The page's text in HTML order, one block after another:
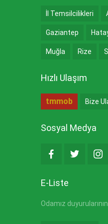
İl Temsilcilikleri
Gaziantep
Muğla Rize
Hızlı Ulaşım
tmmob Bize
Sosyal Medya
E-Liste
Odamız